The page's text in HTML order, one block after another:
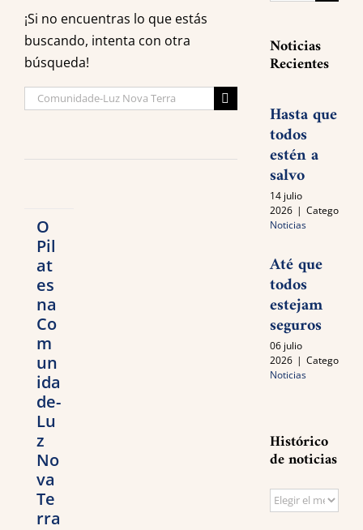
¡Si no encuentras lo que estás
buscando, intenta con otra
búsqueda!
Search
O
Pil
at
es
na
Co
m
un
ida
de-
Lu
z
No
va
Te
rra
Noticias
Recientes
Hasta que
todos
estén a
salvo
14 julio
2026 | Categories:
Noticias
Até que
todos
estejam
seguros
06 julio
2026 | Categories:
Noticias
Histórico
de noticias
Histórico